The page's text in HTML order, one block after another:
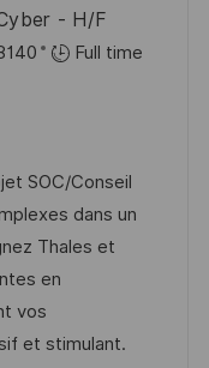
- H/F
Full time
SOC/Conseil
dans un
Thales et
en
vos
et stimulant.